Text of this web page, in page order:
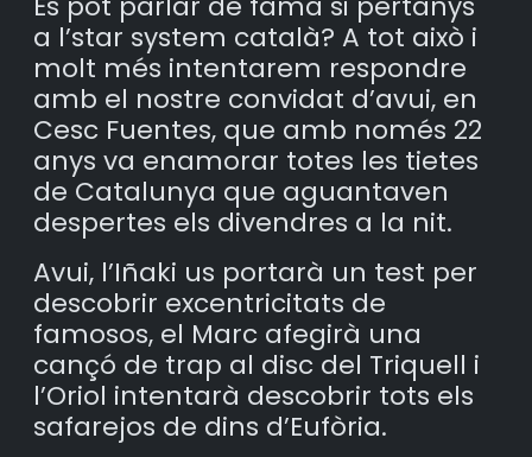
a l’star system català? A tot això i
molt més intentarem respondre
amb el nostre convidat d’avui, en
Cesc Fuentes, que amb només 22
anys va enamorar totes les tietes
de Catalunya que aguantaven
despertes els divendres a la nit.
Avui, l’Iñaki us portarà un test per
descobrir excentricitats de
famosos, el Marc afegirà una
cançó de trap al disc del Triquell i
l’Oriol intentarà descobrir tots els
safarejos de dins d’Eufòria.